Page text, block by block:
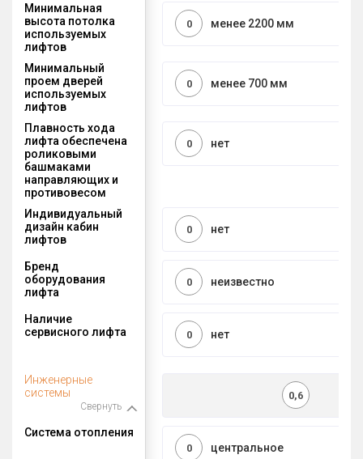
Минимальная
высота потолка
используемых
лифтов
менее 2200 мм
0
Минимальный
проем дверей
используемых
лифтов
менее 700 мм
0
Плавность хода
лифта обеспечена
роликовыми
башмаками
направляющих и
противовесом
нет
0
Индивидуальный
дизайн кабин
лифтов
нет
0
Бренд
оборудования
лифта
неизвестно
0
Наличие
сервисного лифта
нет
0
Инженерные
системы
Свернуть
0,6
Система отопления
центральное
0